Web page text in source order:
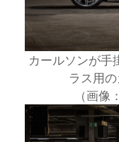
カールソンが手
ラス用
（画像